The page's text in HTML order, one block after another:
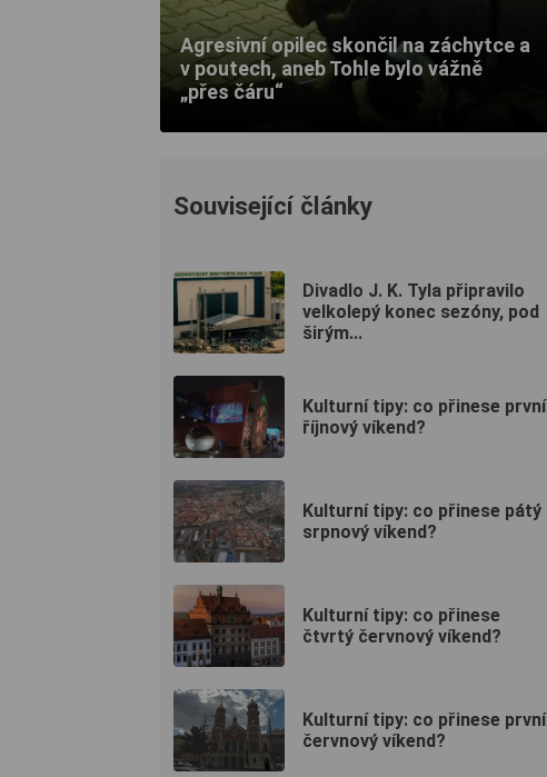
Agresivní opilec skončil na záchytce a
v poutech, aneb Tohle bylo vážně
„přes čáru“
Související články
Divadlo J. K. Tyla připravilo
velkolepý konec sezóny, pod
širým...
Kulturní tipy: co přinese první
říjnový víkend?
Kulturní tipy: co přinese pátý
srpnový víkend?
Kulturní tipy: co přinese
čtvrtý červnový víkend?
Kulturní tipy: co přinese první
červnový víkend?